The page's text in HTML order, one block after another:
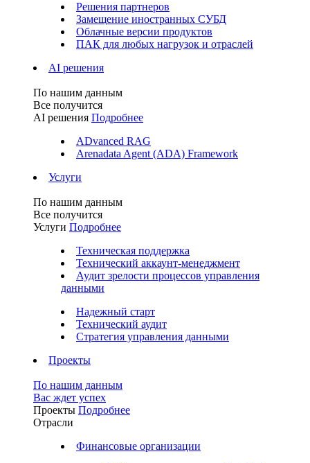
Решения партнеров
Замещение иностранных СУБД
Облачные версии продуктов
ПАК для любых нагрузок и отраслей
AI решения
По нашим данным
Все получится
AI решения Подробнее
ADvanced RAG
Arenadata Agent (ADA) Framework
Услуги
По нашим данным
Все получится
Услуги Подробнее
Техническая поддержка
Технический аккаунт-менеджмент
Аудит зрелости процессов управления
данными
Надежный старт
Технический аудит
Стратегия управления данными
Проекты
По нашим данным
Вас ждет успех
Проекты Подробнее
Отрасли
Финансовые организации